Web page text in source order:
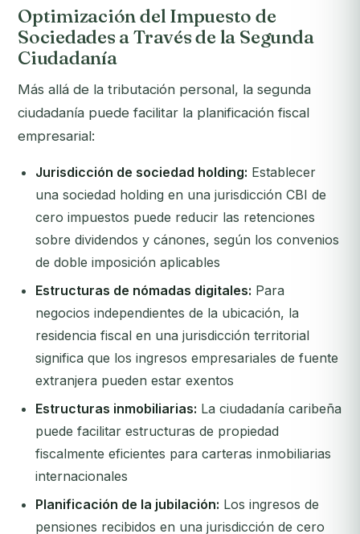
Optimización del Impuesto de
Sociedades a Través de la Segunda
Ciudadanía
Más allá de la tributación personal, la segunda
ciudadanía puede facilitar la planificación fiscal
empresarial:
Jurisdicción de sociedad holding: Establecer
una sociedad holding en una jurisdicción CBI de
cero impuestos puede reducir las retenciones
sobre dividendos y cánones, según los convenios
de doble imposición aplicables
Estructuras de nómadas digitales: Para
negocios independientes de la ubicación, la
residencia fiscal en una jurisdicción territorial
significa que los ingresos empresariales de fuente
extranjera pueden estar exentos
Estructuras inmobiliarias: La ciudadanía caribeña
puede facilitar estructuras de propiedad
fiscalmente eficientes para carteras inmobiliarias
internacionales
Planificación de la jubilación: Los ingresos de
pensiones recibidos en una jurisdicción de cero